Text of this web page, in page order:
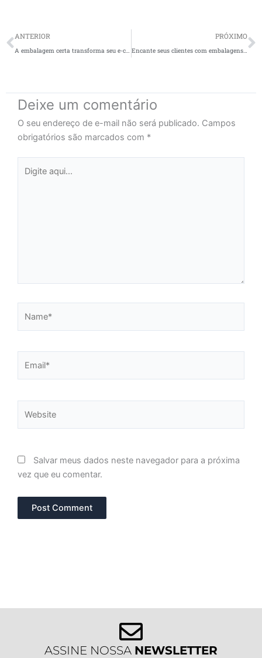
Prev
ANTERIOR
A embalagem certa transforma seu e-commerce em uma marca inesquecível
PRÓXIMO
Encante seus clientes com embalagens personalizadas de fim de ano
Deixe um comentário
O seu endereço de e-mail não será publicado. Campos
obrigatórios são marcados com *
aqui...
Salvar meus dados neste navegador para a próxima
vez que eu comentar.
ASSINE NOSSA NEWSLETTER